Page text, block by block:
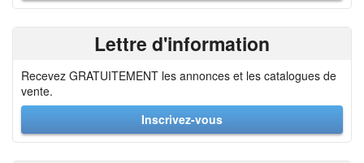
Lettre d'information
Recevez GRATUITEMENT les annonces et les catalogues de
vente.
Inscrivez-vous